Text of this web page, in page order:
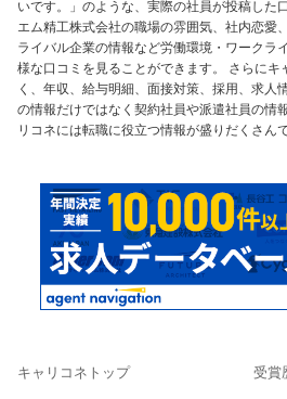
いです。」のような、実際の社員が投稿した
エム精工株式会社の職場の雰囲気、社内恋愛
ライバル企業の情報など労働環境・ワークラ
様な口コミを見ることができます。 さらにキ
く、年収、給与明細、面接対策、採用、求人
の情報だけではなく契約社員や派遣社員の情
リコネには転職に役立つ情報が盛りだくさんで
キャリコネトップ 受賞